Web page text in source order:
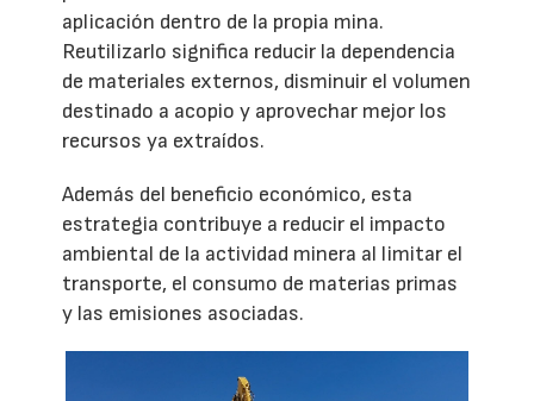
aplicación dentro de la propia mina.
Reutilizarlo significa reducir la dependencia
de materiales externos, disminuir el volumen
destinado a acopio y aprovechar mejor los
recursos ya extraídos.
Además del beneficio económico, esta
estrategia contribuye a reducir el impacto
ambiental de la actividad minera al limitar el
transporte, el consumo de materias primas
y las emisiones asociadas.